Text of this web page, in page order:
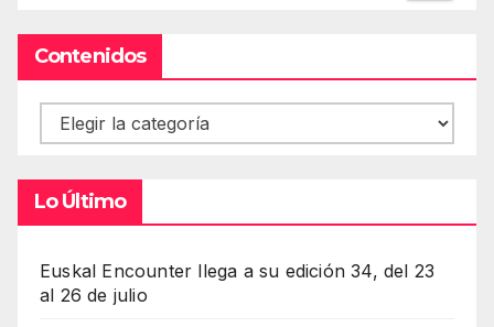
Contenidos
Contenidos
Lo Último
Euskal Encounter llega a su edición 34, del 23
al 26 de julio